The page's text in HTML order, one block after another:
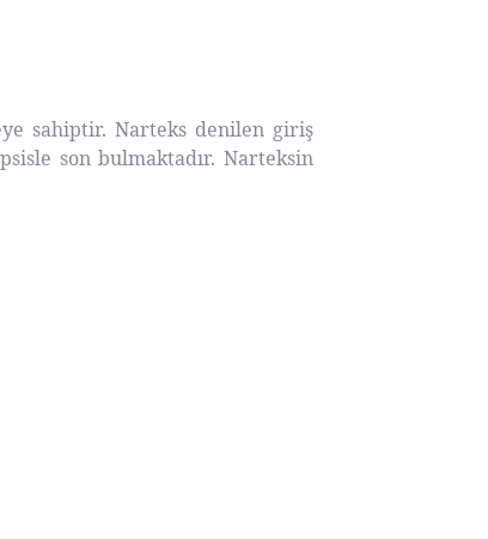
sahiptir. Narteks denilen giriş
son bulmaktadır. Narteksin